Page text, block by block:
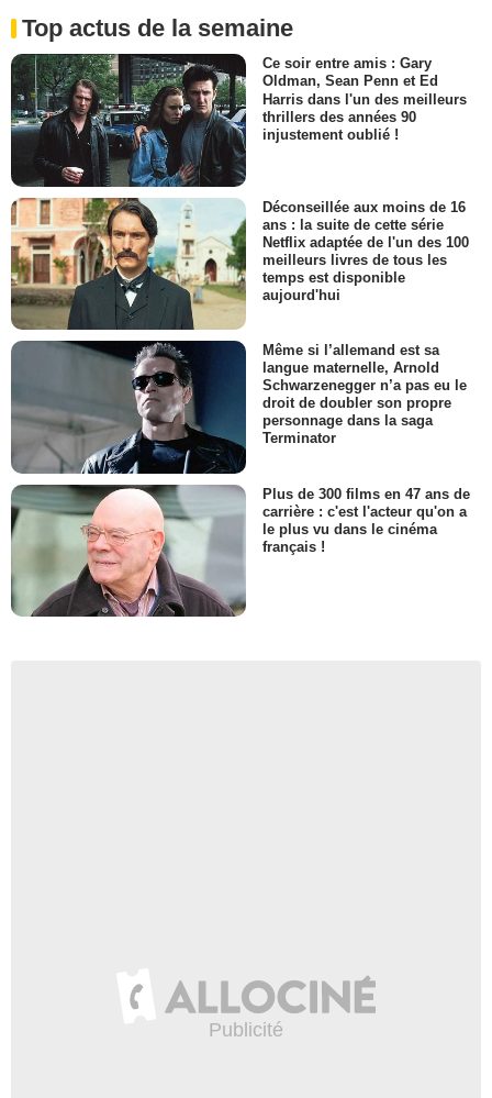
Top actus de la semaine
Ce soir entre amis : Gary
Oldman, Sean Penn et Ed
Harris dans l'un des meilleurs
thrillers des années 90
injustement oublié !
Déconseillée aux moins de 16
ans : la suite de cette série
Netflix adaptée de l'un des 100
meilleurs livres de tous les
temps est disponible
aujourd'hui
Même si l’allemand est sa
langue maternelle, Arnold
Schwarzenegger n’a pas eu le
droit de doubler son propre
personnage dans la saga
Terminator
Plus de 300 films en 47 ans de
carrière : c'est l'acteur qu'on a
le plus vu dans le cinéma
français !